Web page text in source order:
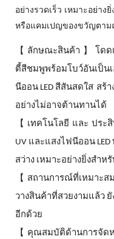
อย่างรวดเร็ว เหมาะอย่า
หรือแคมเปญของขวัญตาม
【 ลักษณะสินค้า 】
โด
ตี้สีชมพูพร้อมโบว์อันเป็น
นีออน LED สีสันสดใส สร้า
อย่างไม่อาจต้านทานได้
【 เทคโนโลยี และ ประ
UV และแสงไฟนีออน LED
สว่าง เหมาะอย่างยิ่งสำห
【 สถานการณ์ที่เหมาะสม
วางสินค้าที่สวยงามแล้ว
อีกด้วย
【 คุณสมบัติด้านการจัด